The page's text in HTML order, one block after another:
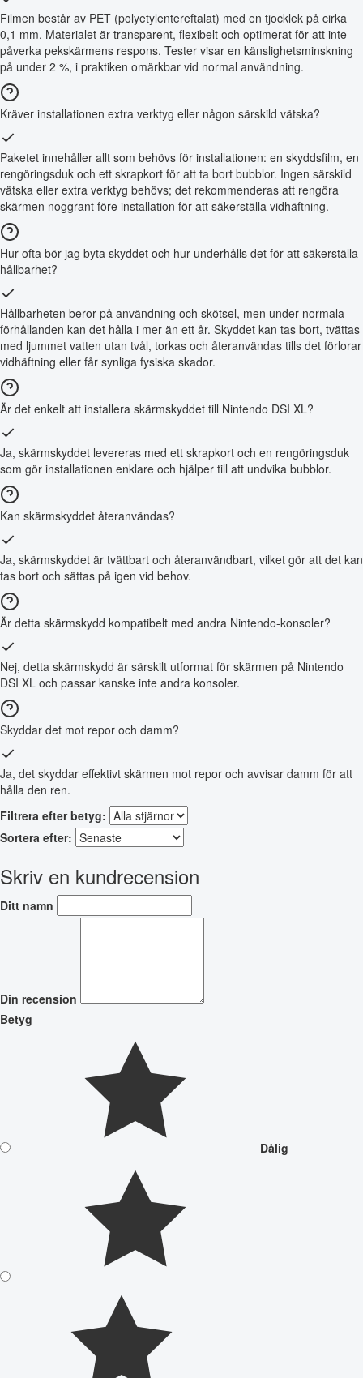
Filmen består av PET (polyetylentereftalat) med en tjocklek på cirka
0,1 mm. Materialet är transparent, flexibelt och optimerat för att inte
påverka pekskärmens respons. Tester visar en känslighetsminskning
på under 2 %, i praktiken omärkbar vid normal användning.
Kräver installationen extra verktyg eller någon särskild vätska?
Paketet innehåller allt som behövs för installationen: en skyddsfilm, en
rengöringsduk och ett skrapkort för att ta bort bubblor. Ingen särskild
vätska eller extra verktyg behövs; det rekommenderas att rengöra
skärmen noggrant före installation för att säkerställa vidhäftning.
Hur ofta bör jag byta skyddet och hur underhålls det för att säkerställa
hållbarhet?
Hållbarheten beror på användning och skötsel, men under normala
förhållanden kan det hålla i mer än ett år. Skyddet kan tas bort, tvättas
med ljummet vatten utan tvål, torkas och återanvändas tills det förlorar
vidhäftning eller får synliga fysiska skador.
Är det enkelt att installera skärmskyddet till Nintendo DSI XL?
Ja, skärmskyddet levereras med ett skrapkort och en rengöringsduk
som gör installationen enklare och hjälper till att undvika bubblor.
Kan skärmskyddet återanvändas?
Ja, skärmskyddet är tvättbart och återanvändbart, vilket gör att det kan
tas bort och sättas på igen vid behov.
Är detta skärmskydd kompatibelt med andra Nintendo-konsoler?
Nej, detta skärmskydd är särskilt utformat för skärmen på Nintendo
DSI XL och passar kanske inte andra konsoler.
Skyddar det mot repor och damm?
Ja, det skyddar effektivt skärmen mot repor och avvisar damm för att
hålla den ren.
Filtrera efter betyg:
Sortera efter:
Skriv en kundrecension
Ditt namn
Din recension
Betyg
Dålig